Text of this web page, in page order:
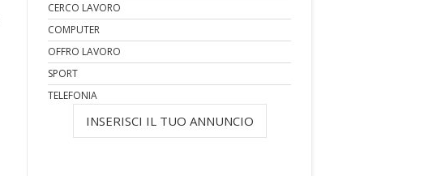
CERCO LAVORO
COMPUTER
OFFRO LAVORO
SPORT
TELEFONIA
INSERISCI IL TUO ANNUNCIO